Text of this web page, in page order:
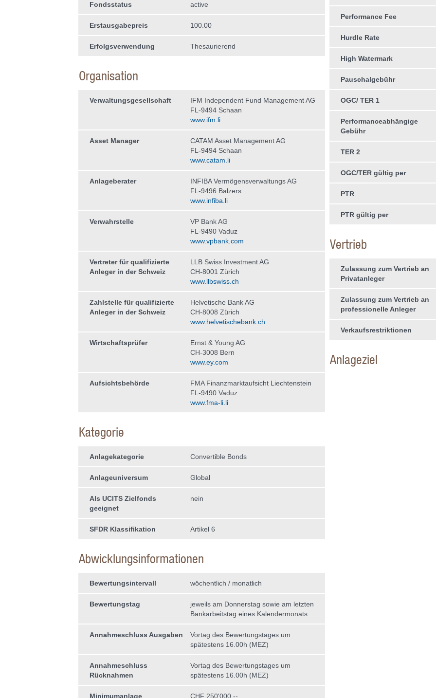
Fondsstatus active
Erstausgabepreis 100.00
Erfolgsverwendung Thesaurierend
Organisation
Verwaltungs­gesellschaft
IFM Independent Fund Management AG
FL-9494 Schaan
www.ifm.li
Asset Manager
CATAM Asset Management AG
FL-9494 Schaan
www.catam.li
Anlageberater
INFIBA Vermögensverwaltungs AG
FL-9496 Balzers
www.infiba.li
Verwahrstelle
VP Bank AG
FL-9490 Vaduz
www.vpbank.com
Vertreter für qualifizierte
Anleger in der Schweiz
LLB Swiss Investment AG
CH-8001 Zürich
www.llbswiss.ch
Zahlstelle für qualifizierte
Anleger in der Schweiz
Helvetische Bank AG
CH-8008 Zürich
www.helvetischebank.ch
Wirtschaftsprüfer
Ernst & Young AG
CH-3008 Bern
www.ey.com
Aufsichtsbehörde
FMA Finanzmarktaufsicht Liechtenstein
FL-9490 Vaduz
www.fma-li.li
Kategorie
Anlagekategorie Convertible Bonds
Anlageuniversum Global
Als UCITS Zielfonds
geeignet
nein
SFDR Klassifikation Artikel 6
Abwicklungsinformationen
Bewertungsintervall wöchentlich / monatlich
Bewertungstag
jeweils am Donnerstag sowie am letzten
Bankarbeitstag eines Kalendermonats
Annahmeschluss Ausgaben
Vortag des Bewertungstages um
spätestens 16.00h (MEZ)
Annahmeschluss
Rücknahmen
Vortag des Bewertungstages um
spätestens 16.00h (MEZ)
Minimumanlage CHF 250'000.--
Performance Fee
Hurdle Rate
High Watermark
Pauschalgebühr
OGC/ TER 1
Performanceabhängige
Gebühr
TER 2
OGC/TER gültig per
PTR
PTR gültig per
Vertrieb
Zulassung zum Vertrieb an
Privatanleger
Zulassung zum Vertrieb an
professionelle Anleger
Verkaufsrestriktionen
Anlageziel